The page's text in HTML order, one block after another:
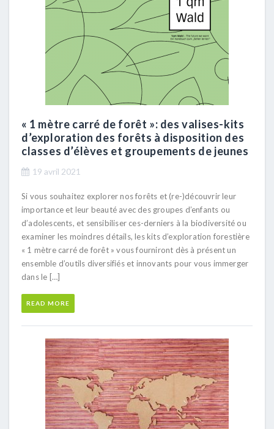
« 1 mètre carré de forêt »: des valises-kits
d’exploration des forêts à disposition des
classes d’élèves et groupements de jeunes
19 avril 2021
Si vous souhaitez explorer nos forêts et (re-)découvrir leur
importance et leur beauté avec des groupes d’enfants ou
d’adolescents, et sensibiliser ces-derniers à la biodiversité ou
examiner les moindres détails, les kits d’exploration forestière
« 1 mètre carré de forêt » vous fourniront dès à présent un
ensemble d’outils diversifiés et innovants pour vous immerger
dans le […]
READ MORE